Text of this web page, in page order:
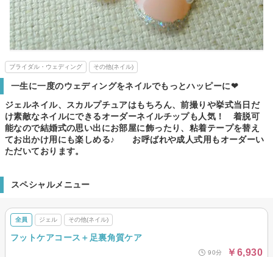
ブライダル・ウェディング その他(ネイル)
一生に一度のウェディングをネイルでもっとハッピーに❤
ジェルネイル、スカルプチュアはもちろん、前撮りや挙式当日だ
け素敵なネイルにできるオーダーネイルチップも人気！ 着脱可
能なので結婚式の思い出にお部屋に飾ったり、粘着テープを替え
てお出かけ用にも楽しめる♪ お呼ばれや成人式用もオーダーい
ただいております。
スペシャルメニュー
全員 ジェル その他(ネイル)
フットケアコース＋足裏角質ケア
90分 ￥6,930